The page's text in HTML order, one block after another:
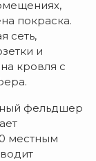
покраска.
сеть,
и
кровля с
фельдшер
местным